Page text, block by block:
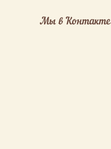
Мы в Контакте